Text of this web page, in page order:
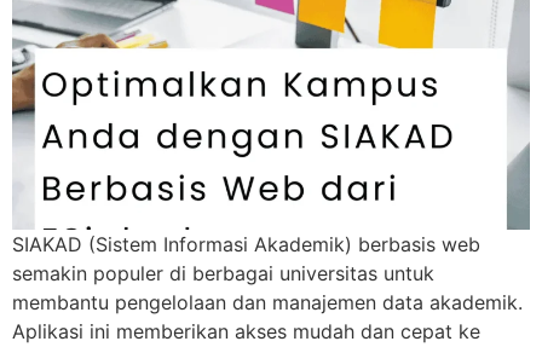
SIAKAD (Sistem Informasi Akademik) berbasis web
semakin populer di berbagai universitas untuk
membantu pengelolaan dan manajemen data akademik.
Aplikasi ini memberikan akses mudah dan cepat ke